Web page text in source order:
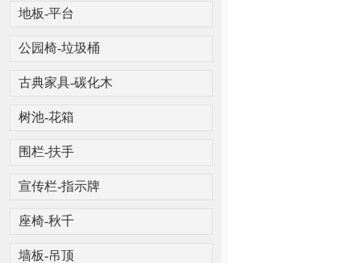
地板-平台
公园椅-垃圾桶
古典家具-碳化木
树池-花箱
围栏-扶手
宣传栏-指示牌
座椅-秋千
墙板-吊顶